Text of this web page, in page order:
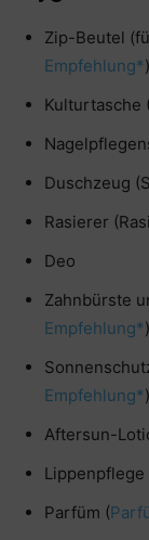
Zip-Beutel
Empfehlung*)
Kulturtasche (
Duschzeug
Rasierer
Deo
Zahnbürste
Empfehlung*)
Empfehlung*)
Aftersun-
Lippenpflege
Parfüm (